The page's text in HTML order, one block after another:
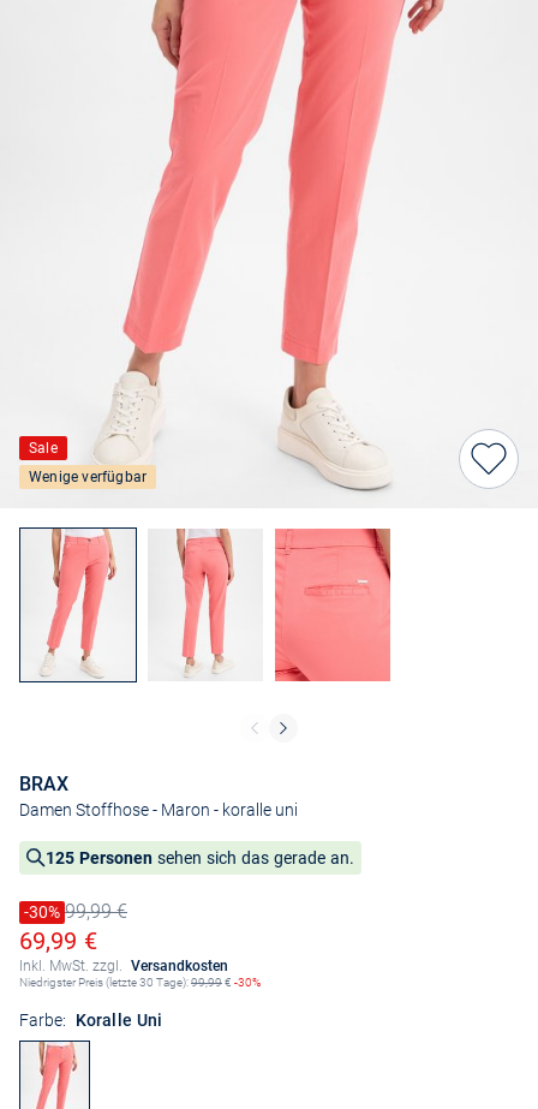
Sale
Wenige verfügbar
BRAX
Damen Stoffhose - Maron - koralle uni
125 Personen sehen sich das gerade an.
Preis reduziert um
-30%
Alter Preis99,99 €
Ermäßigter Preis
69,99 €
Inkl. MwSt. zzgl. Versandkosten
Niedrigster Preis (letzte 30 Tage):99,99€ -30%
Farbe: Koralle Uni